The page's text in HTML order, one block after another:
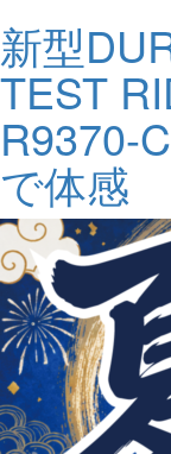
新型
TEST
R9370-
で体感